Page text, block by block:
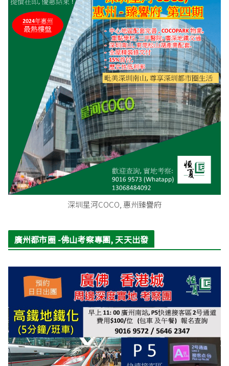
深圳星河COCO, 惠州臻譽府
廣州都市圈 -佛山考察專團, 天天出發